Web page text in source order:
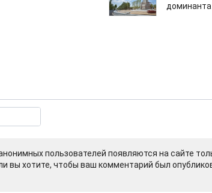
доминанта
пользователей появляются на сайте
вы хотите, чтобы ваш комментарий был